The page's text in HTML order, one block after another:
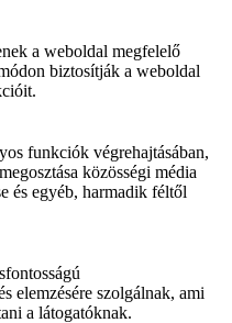
a weboldal megfelelő
biztosítják a weboldal
funkciók végrehajtásában,
közösségi média
és egyéb, harmadik féltől
elemzésére szolgálnak, ami
a látogatóknak.